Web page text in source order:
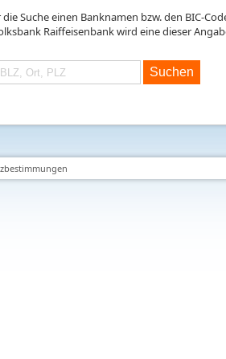
Suche einen Banknamen bzw. den BIC-
Raiffeisenbank wird eine dieser
Suchen